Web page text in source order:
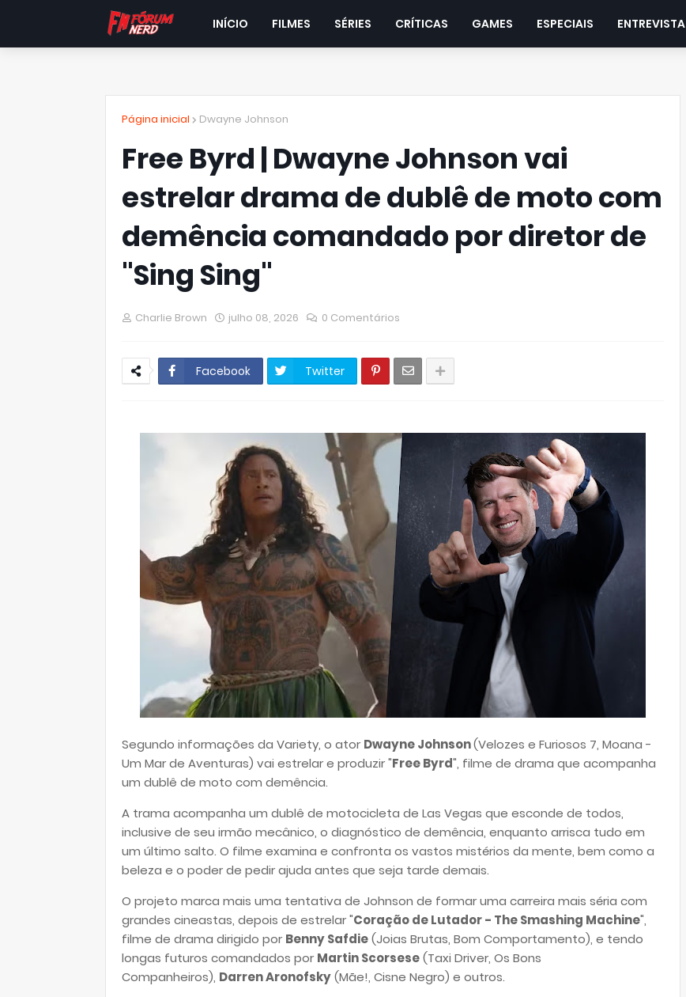
INÍCIO FILMES SÉRIES CRÍTICAS GAMES ESPECIAIS ENTREVISTA
Página inicial Dwayne Johnson
Free Byrd | Dwayne Johnson vai
estrelar drama de dublê de moto com
demência comandado por diretor de
"Sing Sing"
Charlie Brown julho 08, 2026 0 Comentários
Facebook Twitter
Segundo informações da Variety, o ator Dwayne Johnson(Velozes e Furiosos 7, Moana -
Um Mar de Aventuras) vai estrelar e produzir "Free Byrd", filme de drama que acompanha
um dublê de moto com demência.
A trama acompanha um dublê de motocicleta de Las Vegas que esconde de todos,
inclusive de seu irmão mecânico, o diagnóstico de demência, enquanto arrisca tudo em
um último salto. O filme examina e confronta os vastos mistérios da mente, bem como a
beleza e o poder de pedir ajuda antes que seja tarde demais.
O projeto marca mais uma tentativa de Johnson de formar uma carreira mais séria com
grandes cineastas, depois de estrelar "Coração de Lutador - The Smashing Machine",
filme de drama dirigido por Benny Safdie(Joias Brutas, Bom Comportamento), e tendo
longas futuros comandados por Martin Scorsese(Taxi Driver, Os Bons
Companheiros), Darren Aronofsky(Mãe!, Cisne Negro) e outros.